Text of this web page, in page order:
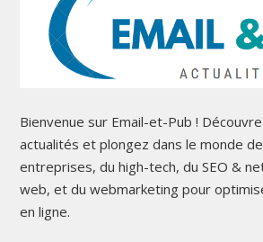
Bienvenue sur Email-et-Pub !
actualités et plongez dans le monde
entreprises, du high-tech, du SEO &
web, et du webmarketing pour
en ligne.